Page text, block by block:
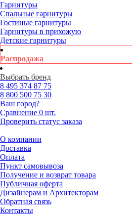
Гарнитуры
Спальные гарнитуры
Гостиные гарнитуры
Гарнитуры в прихожую
Детские гарнитуры
Распродажа
Выбрать бренд
8 495 374 87 75
8 800 500 75 30
Ваш город?
Сравнение 0 шт.
Проверить статус заказа
О компании
Доставка
Оплата
Пункт самовывоза
Получение и возврат товара
Публичная оферта
Дизайнерам и Архитекторам
Обратная связь
Контакты